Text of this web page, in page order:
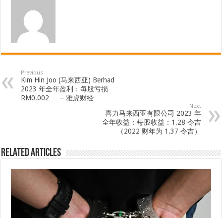
Previous
Kim Hin Joo (马来西亚) Berhad
2023 年全年盈利：每股亏损
RM0.002 … – 雅虎财经
Next
喜力马来西亚有限公司 2023 年
全年收益：每股收益：1.28 令吉
（2022 财年为 1.37 令吉）
Related Articles